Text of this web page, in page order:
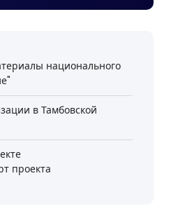
национального
в Тамбовской
проекта